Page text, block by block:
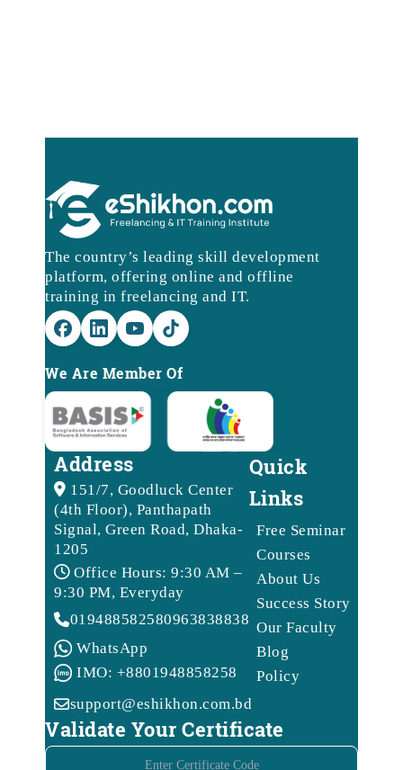
The country’s leading skill development
platform, offering online and offline
training in freelancing and IT.
We Are Member Of
Address
151/7, Goodluck Center
(4th Floor), Panthapath
Signal, Green Road, Dhaka-
1205
Office Hours: 9:30 AM –
9:30 PM, Everyday
0194885825809638388388
WhatsApp
IMO: +8801948858258
support@eshikhon.com.bd
Quick
Links
Free Seminar
Courses
About Us
Success Story
Our Faculty
Blog
Policy
Validate Your Certificate